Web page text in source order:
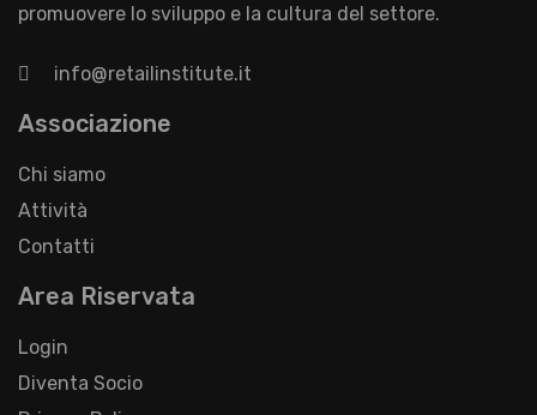
promuovere lo sviluppo e la cultura del settore.
info@retailinstitute.it
Associazione
Chi siamo
Attività
Contatti
Area Riservata
Login
Diventa Socio